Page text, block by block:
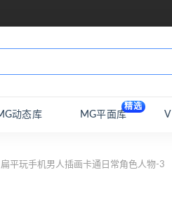
动态库 MG平面库
精选
扁平玩手机男人插画卡通日常角色人物-3